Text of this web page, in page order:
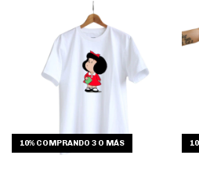
10% COMPRANDO 3 O MÁS